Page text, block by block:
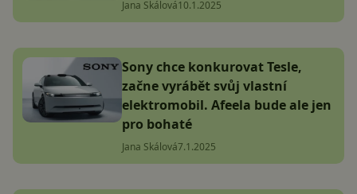
Jana Skálová10.1.2025
Sony chce konkurovat Tesle,
začne vyrábět svůj vlastní
elektromobil. Afeela bude ale jen
pro bohaté
Jana Skálová7.1.2025